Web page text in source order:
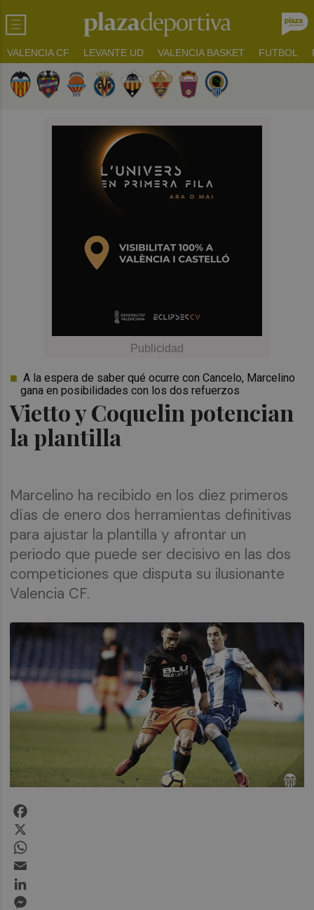
VALENCIA CF LEVANTE UD VALENCIA BASKET FUTBOL
Vietto y Coquelin potencian
la plantilla
A la espera de saber qué ocurre con Cancelo, Marcelino
gana en posibilidades con los dos refuerzos
Marcelino ha recibido en los diez primeros
días de enero dos herramientas definitivas
para ajustar la plantilla y afrontar un
periodo que puede ser decisivo en las dos
competiciones que disputa su ilusionante
Valencia CF.